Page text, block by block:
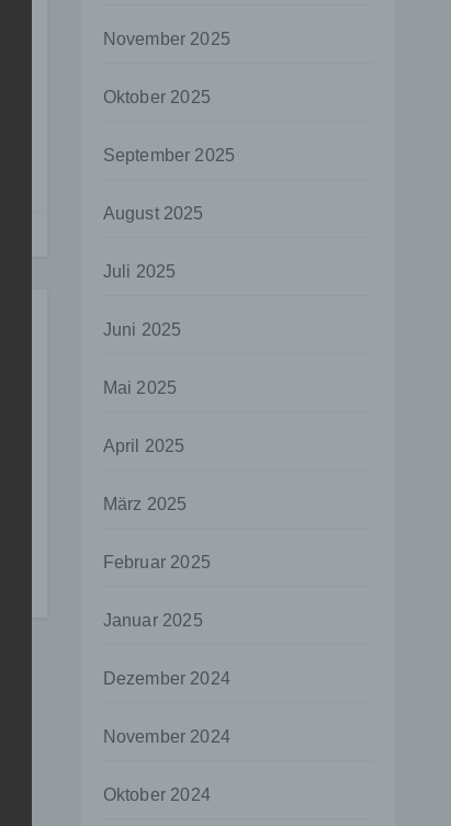
November 2025
Oktober 2025
September 2025
August 2025
Juli 2025
Juni 2025
Mai 2025
April 2025
März 2025
Februar 2025
Januar 2025
Dezember 2024
November 2024
Oktober 2024